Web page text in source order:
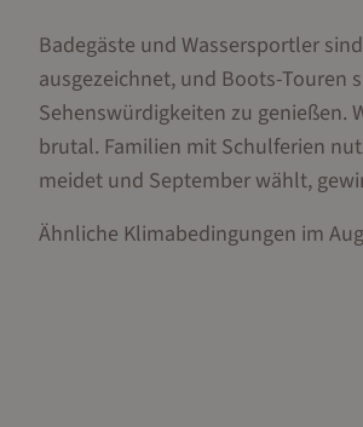
Badegäste und Wassersportler
ausgezeichnet, und Boots-Touren
Sehenswürdigkeiten zu genießen.
brutal. Familien mit Schulferien
meidet und September wählt,
Ähnliche Klimabedingungen im